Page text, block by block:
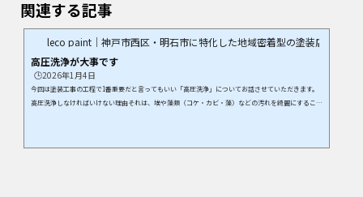
関連する記事
leco paint｜神戸市西区・明石市に特化した地域密着型の塗装店
高圧洗浄が大事です
🕒️2026年1月4日
今回は塗装工事の工程で1番重要だと言ってもいい「高圧洗浄」についてお話させていただきます。
高圧洗浄しなければいけない理由それは、埃や藻類（コケ・カビ・藻）などの汚れを綺麗にすること